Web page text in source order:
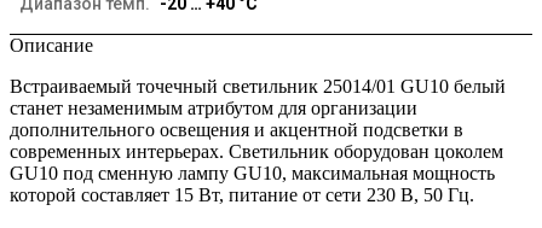
Диапазон темп. -20 … +40 °C
Описание
Встраиваемый точечный светильник 25014/01 GU10 белый
станет незаменимым атрибутом для организации
дополнительного освещения и акцентной подсветки в
современных интерьерах. Светильник оборудован цоколем
GU10 под сменную лампу GU10, максимальная мощность
которой составляет 15 Вт, питание от сети 230 В, 50 Гц.